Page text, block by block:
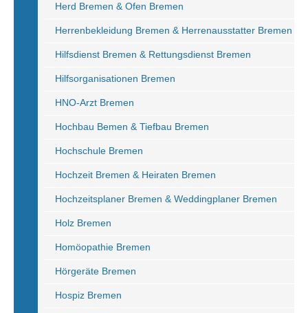
Herd Bremen & Ofen Bremen
Herrenbekleidung Bremen & Herrenausstatter Bremen
Hilfsdienst Bremen & Rettungsdienst Bremen
Hilfsorganisationen Bremen
HNO-Arzt Bremen
Hochbau Bemen & Tiefbau Bremen
Hochschule Bremen
Hochzeit Bremen & Heiraten Bremen
Hochzeitsplaner Bremen & Weddingplaner Bremen
Holz Bremen
Homöopathie Bremen
Hörgeräte Bremen
Hospiz Bremen